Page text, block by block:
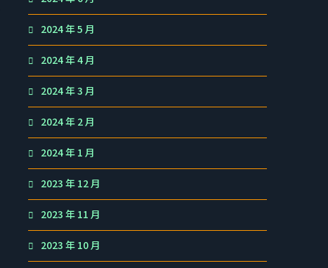
2024 年 5 月
2024 年 4 月
2024 年 3 月
2024 年 2 月
2024 年 1 月
2023 年 12 月
2023 年 11 月
2023 年 10 月